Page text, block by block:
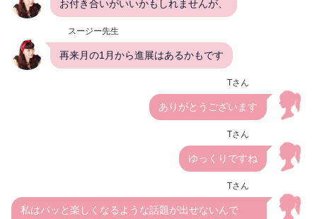
お付き合いがいいかもしれませんが、
スージー先生
再来月の1月から進展はあるかもです
Tさん
ありがとうございます
Tさん
ゆっくりですね
Tさん
私はパッと楽しくなるような話題が出せないんで